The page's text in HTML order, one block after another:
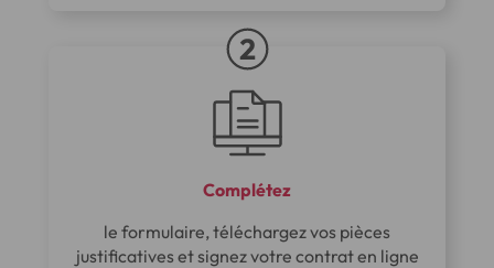
Complétez
le formulaire, téléchargez vos pièces
justificatives et signez votre contrat en ligne